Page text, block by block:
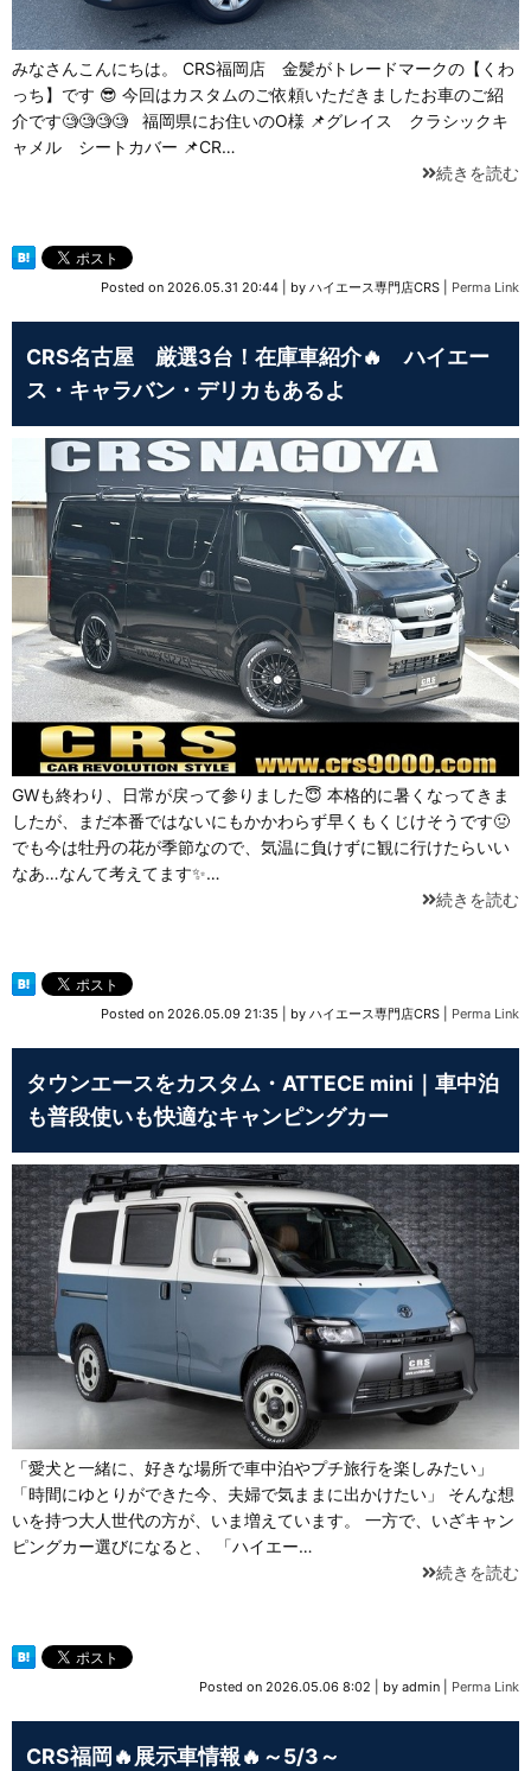
みなさんこんにちは。 CRS福岡店 金髪がトレードマークの【くわ
っち】です 😎 今回はカスタムのご依頼いただきましたお車のご紹
介です🧐🧐🧐🧐 福岡県にお住いのO様 📌グレイス クラシックキ
ャメル シートカバー 📌CR…
続きを読む
Posted on 2026.05.31 20:44 by ハイエース専門店CRS Perma Link
CRS名古屋 厳選3台！在庫車紹介🔥 ハイエー
ス・キャラバン・デリカもあるよ
GWも終わり、日常が戻って参りました😇 本格的に暑くなってきま
したが、まだ本番ではないにもかかわらず早くもくじけそうです🤢
でも今は牡丹の花が季節なので、気温に負けずに観に行けたらいい
なあ…なんて考えてます✨…
続きを読む
Posted on 2026.05.09 21:35 by ハイエース専門店CRS Perma Link
タウンエースをカスタム・ATTECE mini｜車中泊
も普段使いも快適なキャンピングカー
「愛犬と一緒に、好きな場所で車中泊やプチ旅行を楽しみたい」
「時間にゆとりができた今、夫婦で気ままに出かけたい」 そんな想
いを持つ大人世代の方が、いま増えています。 一方で、いざキャン
ピングカー選びになると、 「ハイエー…
続きを読む
Posted on 2026.05.06 8:02 by admin Perma Link
CRS福岡🔥展示車情報🔥～5/3～